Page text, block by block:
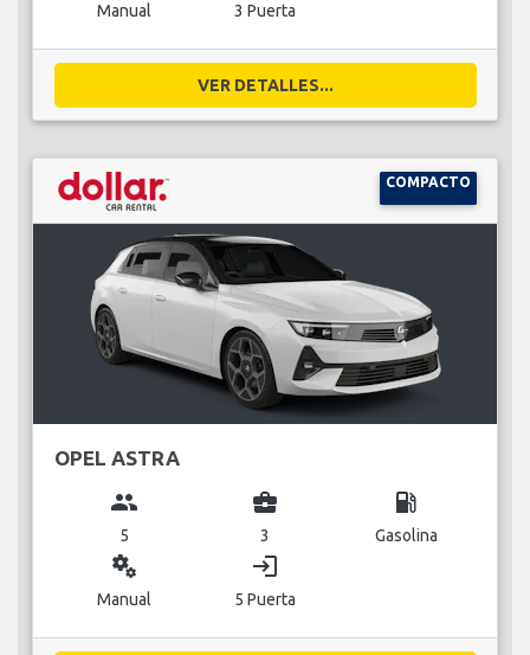
Manual 3 Puerta
VER DETALLES...
COMPACTO
OPEL ASTRA
group
5
business_center
3
local_gas_station
Gasolina
miscellaneous_services
Manual
login
5 Puerta